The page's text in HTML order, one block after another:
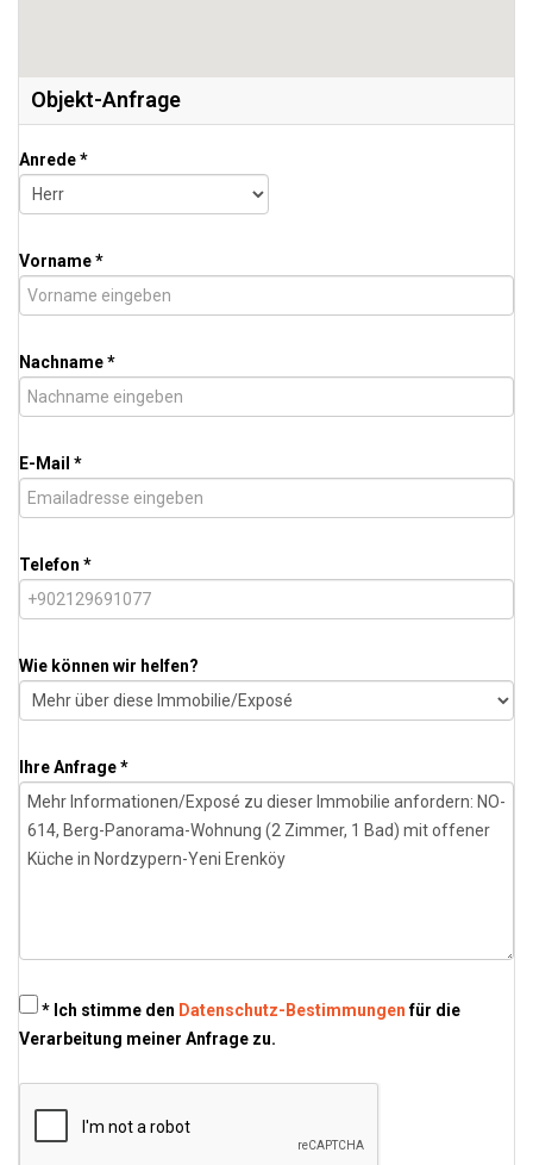
Objekt-Anfrage
Anrede *
Vorname *
Nachname *
E-Mail *
Telefon *
Wie können wir helfen?
Ihre Anfrage *
* Ich stimme den Datenschutz-Bestimmungenfür die
Verarbeitung meiner Anfrage zu.